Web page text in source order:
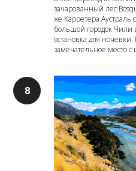
зачарованный лес
же Карретера
большой городок Чили
остановка для
замечательное место